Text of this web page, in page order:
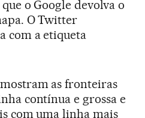
o Google devolva o
O Twitter
com a etiqueta
as fronteiras
contínua e grossa e
com uma linha mais